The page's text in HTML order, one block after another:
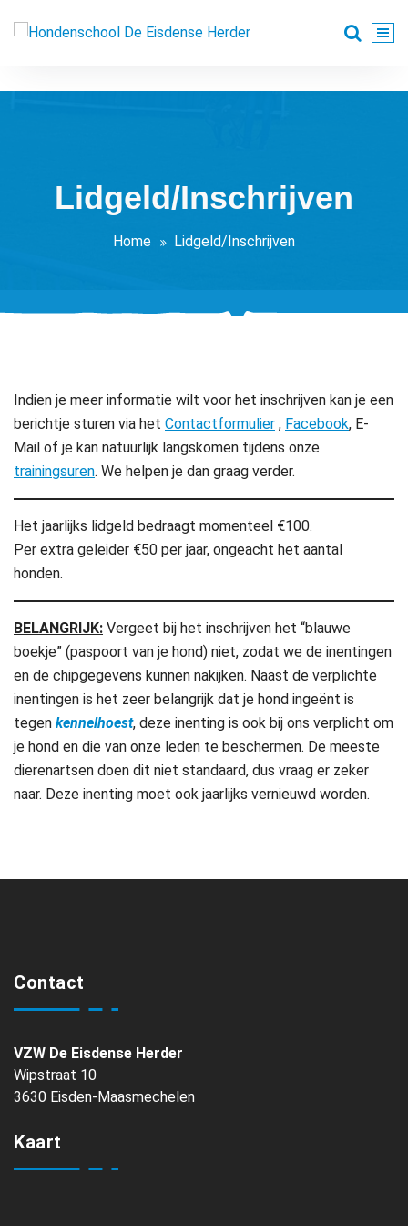
naar
Lidgeld/Inschrijven
Home Lidgeld/Inschrijven
Indien je meer informatie wilt voor het inschrijven kan je een
berichtje sturen via het Contactformulier , Facebook, E-
Mail of je kan natuurlijk langskomen tijdens onze
trainingsuren. We helpen je dan graag verder.
Het jaarlijks lidgeld bedraagt momenteel €100.
Per extra geleider €50 per jaar, ongeacht het aantal
honden.
BELANGRIJK: Vergeet bij het inschrijven het “blauwe
boekje” (paspoort van je hond) niet, zodat we de inentingen
en de chipgegevens kunnen nakijken. Naast de verplichte
inentingen is het zeer belangrijk dat je hond ingeënt is
tegen kennelhoest, deze inenting is ook bij ons verplicht om
je hond en die van onze leden te beschermen. De meeste
dierenartsen doen dit niet standaard, dus vraag er zeker
naar. Deze inenting moet ook jaarlijks vernieuwd worden.
Contact
VZW De Eisdense Herder
Wipstraat 10
3630 Eisden-Maasmechelen
Kaart